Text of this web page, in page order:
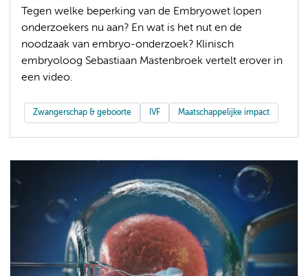
Tegen welke beperking van de Embryowet lopen
onderzoekers nu aan? En wat is het nut en de
noodzaak van embryo-onderzoek? Klinisch
embryoloog Sebastiaan Mastenbroek vertelt erover in
een video.
Zwangerschap & geboorte IVF Maatschappelijke impact